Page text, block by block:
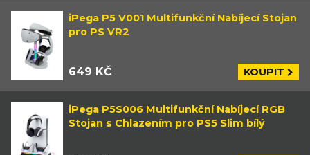
iPega P5 V001 Multifunkční Nabíjecí Stojan
pro PS VR2
649 KČ KOUPIT
iPega P5S006 Multifunkční Nabíjecí RGB
Stojan s Chlazením pro PS5 Slim bílý